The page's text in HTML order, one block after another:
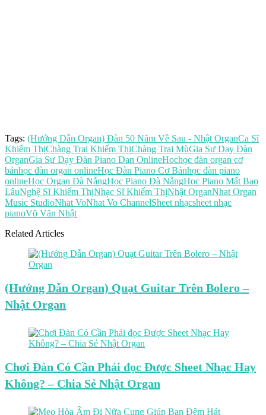
Tags: (Hướng Dẫn Organ) Đàn 50 Năm Về Sau - Nhật OrganCa Sĩ
Khiếm ThịChàng Trai Khiếm ThịChàng Trai MùGia Sư Dạy Đàn
OrganGia Sư Dạy Đàn Piano Dan OnlineHochọc đàn organ cơ
bảnhọc đàn organ onlineHọc Đàn Piano Cơ Bảnhọc đàn piano
onlineHọc Organ Đà NẵngHọc Piano Đà NẵngHọc Piano Mất Bao
LâuNghệ Sĩ Khiếm ThịNhạc Sĩ Khiếm ThịNhật OrganNhat Organ
Music StudioNhat VoNhat Vo ChannelSheet nhạcsheet nhạc
pianoVõ Văn Nhật
Related Articles
(Hướng Dẫn Organ) Quạt Guitar Trên Bolero –
Nhật Organ
Chơi Đàn Có Cần Phải đọc Được Sheet Nhạc Hay
Không? – Chia Sẻ Nhật Organ